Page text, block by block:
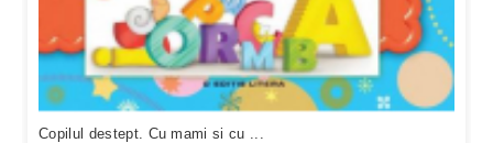
Copilul destept. Cu mami si cu ...